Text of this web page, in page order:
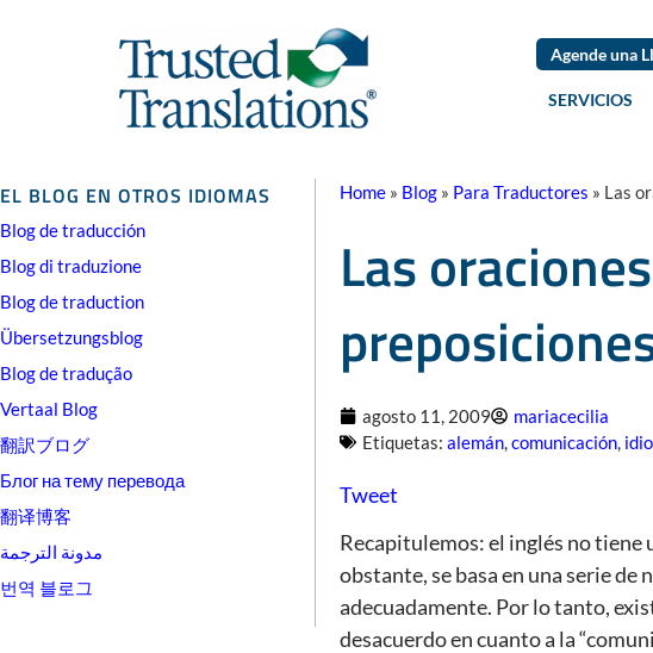
Agende una
SERVICIOS
EL BLOG EN OTROS IDIOMAS
Blog de traducción
Blog di traduzione
Blog de traduction
Übersetzungsblog
Blog de tradução
Vertaal Blog
翻訳ブログ
Блог на тему перевода
翻译博客
مدونة الترجمة
번역 블로그
Home » Blog » Para Traductores » Las
Las
agosto 11, 2009
mariacecilia
Etiquetas: alemán,comunicación,
Tweet
Recapitulemos: el inglés no
obstante, se basa en una serie de
adecuadamente. Por lo tanto,
desacuerdo en cuanto a la